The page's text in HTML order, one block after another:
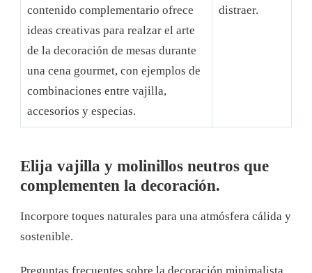
contenido complementario ofrece
ideas creativas para realzar el arte
de la decoración de mesas durante
una cena gourmet, con ejemplos de
combinaciones entre vajilla,
accesorios y especias.
distraer.
Elija vajilla y molinillos neutros que
complementen la decoración.
Incorpore toques naturales para una atmósfera cálida y
sostenible.